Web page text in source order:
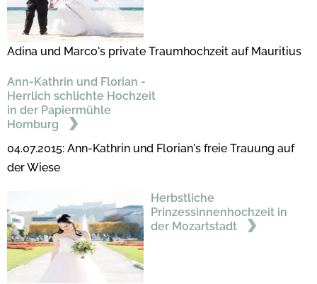
Adina und Marco's private Traumhochzeit auf Mauritius
Ann-Kathrin und Florian -
Herrlich schlichte Hochzeit
in der Papiermühle
Homburg
04.07.2015: Ann-Kathrin und Florian's freie Trauung auf
der Wiese
Herbstliche
Prinzessinnenhochzeit in
der Mozartstadt